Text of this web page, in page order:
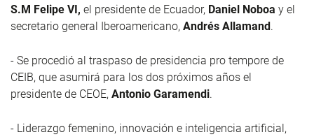
S.M Felipe VI, el presidente de Ecuador, Daniel Noboa y el
secretario general Iberoamericano, Andrés Allamand.
- Se procedió al traspaso de presidencia pro tempore de
CEIB, que asumirá para los dos próximos años el
presidente de CEOE, Antonio Garamendi.
- Liderazgo femenino, innovación e inteligencia artificial,